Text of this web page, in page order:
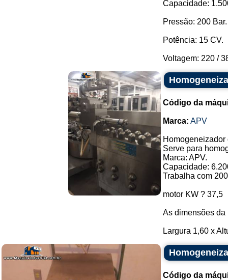
Capacidade:
Pressão: 200 Bar.
Potência: 15 CV.
Voltagem: 220 /
Código da
Marca: APV
Homogeneizador
Serve para
Marca: APV.
Capacidade:
Trabalha com
motor KW ? 37,5
As dimensões da
Largura 1,60 x
Código da